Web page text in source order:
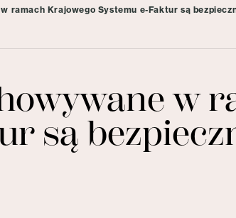
ramach Krajowego Systemu e-Faktur są
w
są